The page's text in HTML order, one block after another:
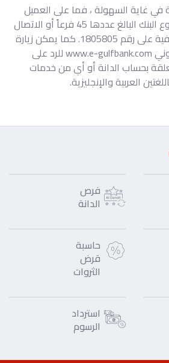
في غاية السهولة ، فما على العميل
سوى التوجه إلى أحد فروع البنك البالغ عددها 45 فرعاً أو الاتصال
بالخدمة المصرفية الهاتفية على رقم 1805805. كما يمكن زيارة
موقع بنك الخليج الإلكتروني www.e-gulfbank.com للرد على
بحساب الدانة أو أي من خدمات
العربية والإنجليزية.
فرص
الدانة
حاسبة
قرض
الثروات
استرداد
الرسوم